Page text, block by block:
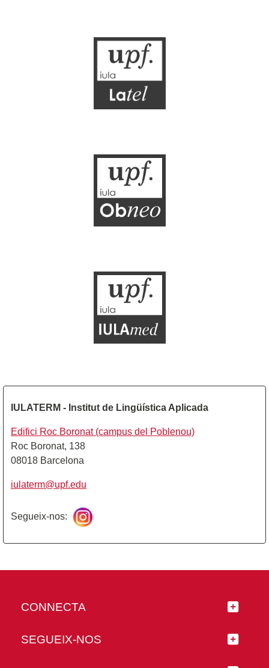
IULATERM - Institut de Lingüística Aplicada
Edifici Roc Boronat (campus del Poblenou)
Roc Boronat, 138
08018 Barcelona
iulaterm@upf.edu
Segueix-nos:
CONNECTA
SEGUEIX-NOS